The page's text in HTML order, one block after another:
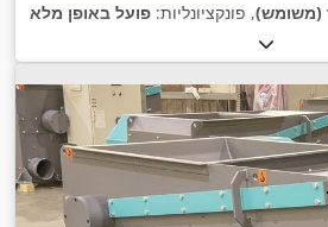
(משומש), פונקציונליות: פועל באופן מלא